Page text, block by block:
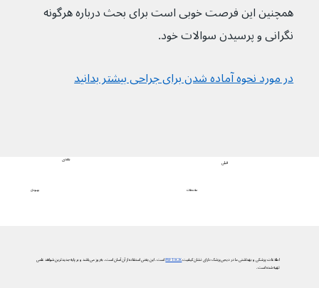
همچنین این فرصت خوبی است برای بحث درباره هرگونه
نگرانی و پرسیدن سوالات خود.
در مورد نحوه آماده شدن برای جراحی بیشتر بدانید
بهبودی
بعدی
ملاحظات
قبلی
اطلاعات پزشکی و بهداشتی ما در دیجی‌پزشک دارای نشان کیفیتPIF TICKاست. این یعنی استفاده از آن آسان است، به‌روز می‌باشد و بر پایه جدیدترین شواهد علمی
تهیه شده است.